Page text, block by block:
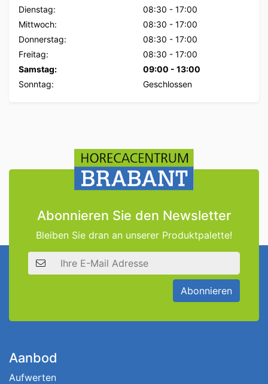
Dienstag:
08:30 - 17:00
Mittwoch:
08:30 - 17:00
Donnerstag:
08:30 - 17:00
Freitag:
08:30 - 17:00
Samstag:
09:00 - 13:00
Sonntag:
Geschlossen
Abonnieren Sie den Newsletter
Bleiben Sie dran an unserer Produktpalette!
E-Mail Adresse
Abonnieren
Aanbod
Aufwerten